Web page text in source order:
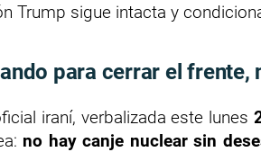
Trump sigue intacta y
para cerrar el frente,
iraní, verbalizada este lunes
no hay canje nuclear sin